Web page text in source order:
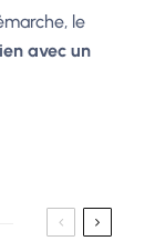
le
avec un